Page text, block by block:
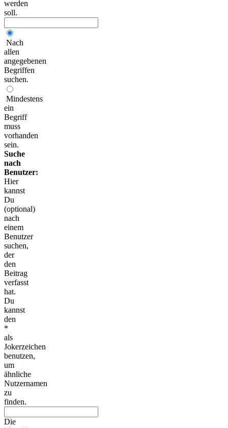
werden
soll.
Nach
allen
angegebenen
Begriffen
suchen.
Mindestens
ein
Begriff
muss
vorhanden
sein.
Suche
nach
Benutzer:
Hier
kannst
Du
(optional)
nach
einem
Benutzer
suchen,
der
den
Beitrag
verfasst
hat.
Du
kannst
den
*
als
Jokerzeichen
benutzen,
um
ähnliche
Nutzernamen
zu
finden.
Die